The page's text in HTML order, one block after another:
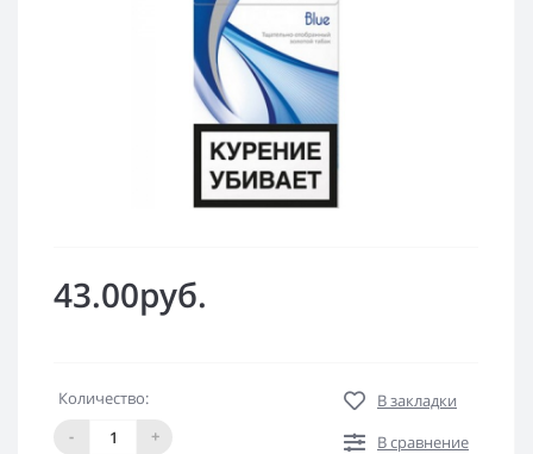
43.00руб.
Количество:
-
+
В закладки
В сравнение